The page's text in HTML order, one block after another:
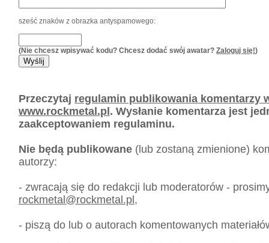
sześć znaków z obrazka antyspamowego:
(Nie chcesz wpisywać kodu? Chcesz dodać swój awatar? Zaloguj się!)
Przeczytaj regulamin publikowania komentarzy
www.rockmetal.pl. Wysłanie komentarza jest
zaakceptowaniem regulaminu.
Nie będą publikowane (lub zostaną zmienione)
autorzy:
- zwracają się do redakcji lub moderatorów -
rockmetal@rockmetal.pl,
- piszą do lub o autorach komentowanych